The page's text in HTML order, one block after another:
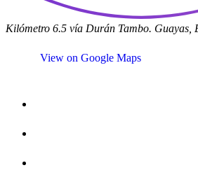
Kilómetro 6.5 vía Durán Tambo. Guayas,
View on Google Maps